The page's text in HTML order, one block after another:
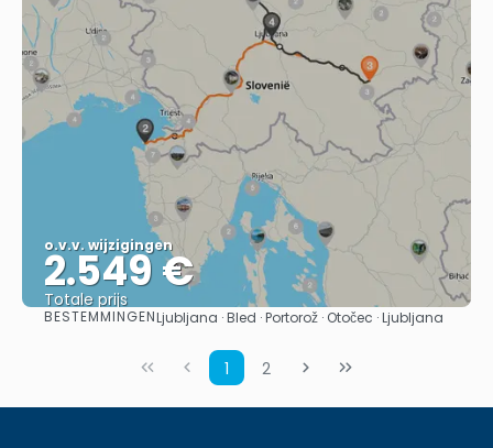
o.v.v. wijzigingen
2.549 €
Totale prijs
Bekijk
BESTEMMINGENLjubljana · Bled · Portorož · Otočec · Ljubljana
1 2